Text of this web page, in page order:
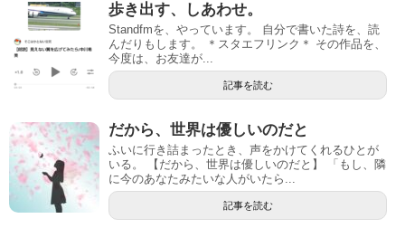
歩き出す、しあわせ。
Standfmを、やっています。 自分で書いた詩を、読
んだりもします。 ＊スタエフリンク＊ その作品を、
今度は、お友達が...
記事を読む
だから、世界は優しいのだと
ふいに行き詰まったとき、声をかけてくれるひとが
いる。 【だから、世界は優しいのだと】 「もし、隣
に今のあなたみたいな人がいたら...
記事を読む